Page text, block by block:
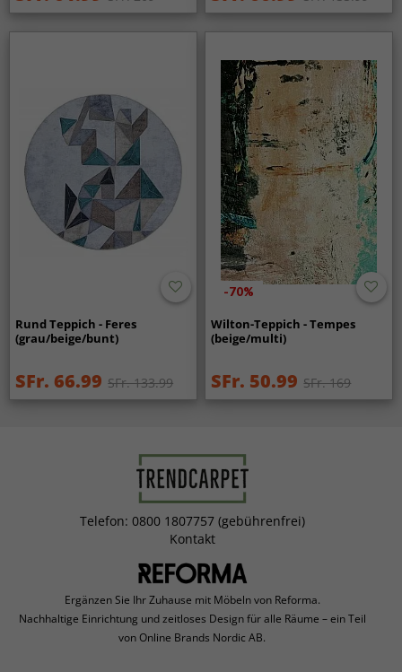
Rund Teppich - Feres
(grau/beige/bunt)
SFr. 66.99 SFr. 133.99
-70%
Wilton-Teppich - Tempes
(beige/multi)
SFr. 50.99 SFr. 169
Telefon: 0800 1807757 (gebührenfrei)
Kontakt
Ergänzen Sie Ihr Zuhause mit Möbeln von Reforma.
Nachhaltige Einrichtung und zeitloses Design für alle Räume – ein Teil
von Online Brands Nordic AB.